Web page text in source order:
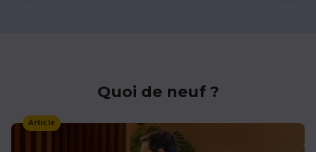
Quoi de neuf ?
Article